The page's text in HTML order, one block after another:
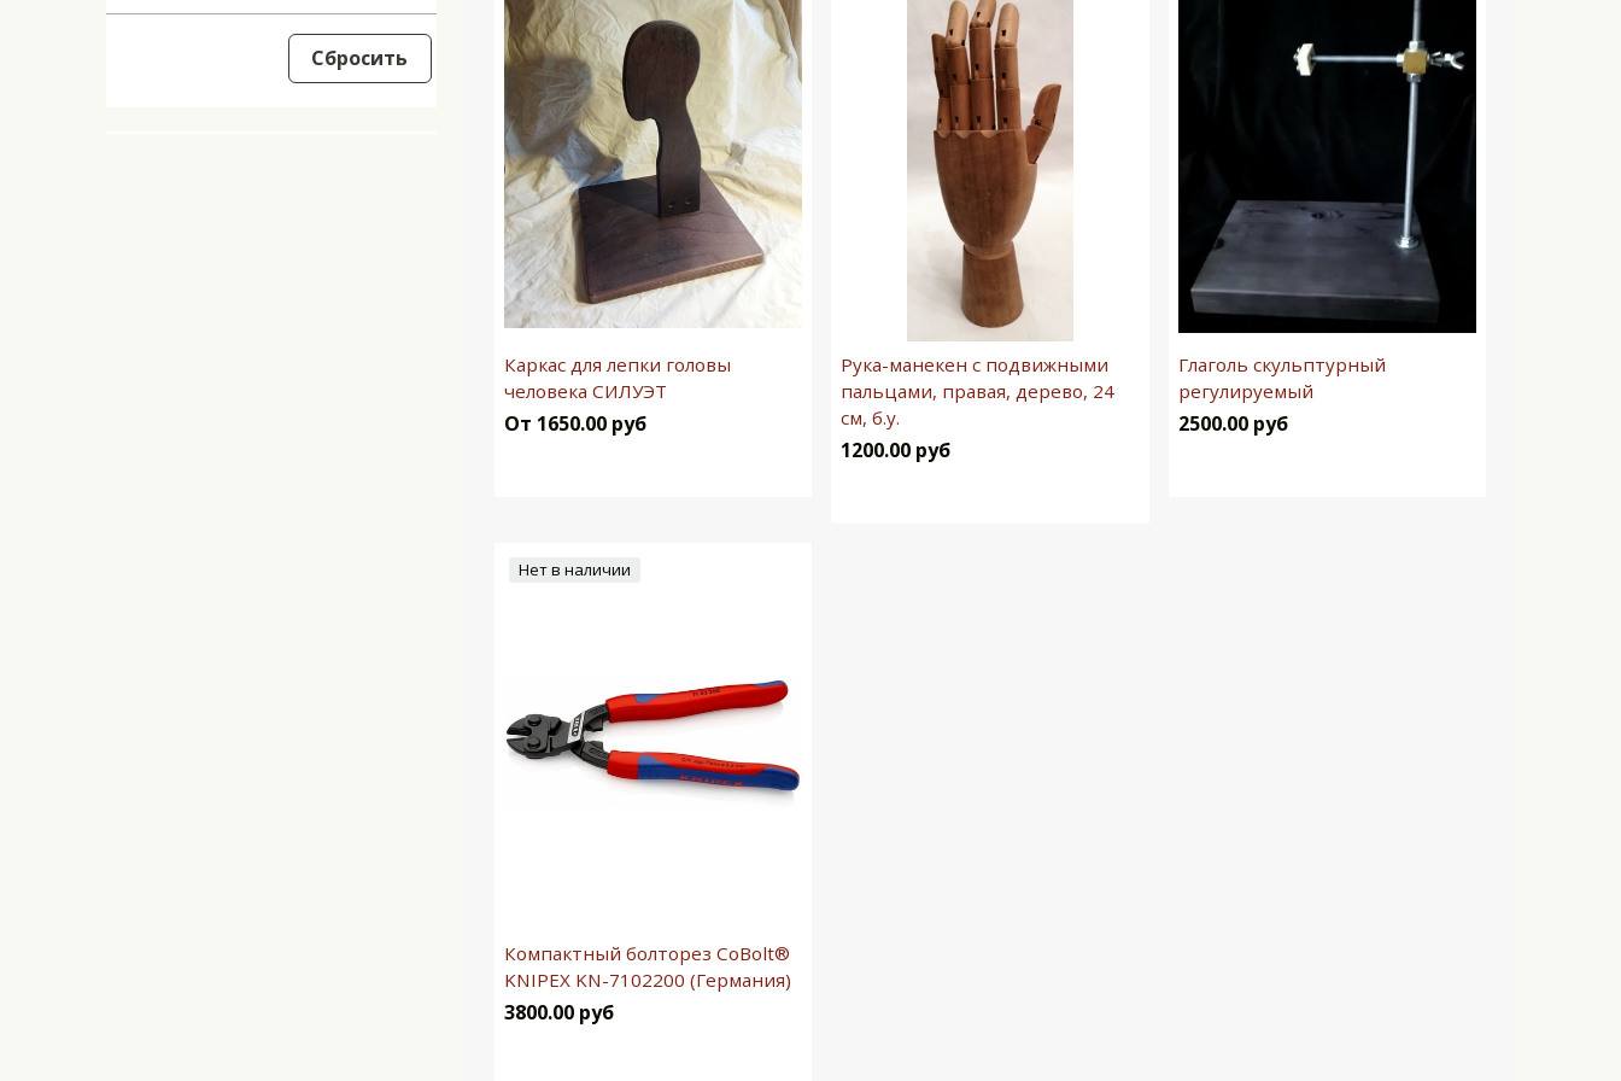
Сбросить
Каркас для лепки головы
человека СИЛУЭТ
От 1650.00 руб
Рука-манекен с подвижными
пальцами, правая, дерево, 24
см, б.у.
1200.00 руб
Глаголь скульптурный
регулируемый
2500.00 руб
Нет в наличии
Компактный болторез CoBolt®
KNIPEX KN-7102200 (Германия)
3800.00 руб